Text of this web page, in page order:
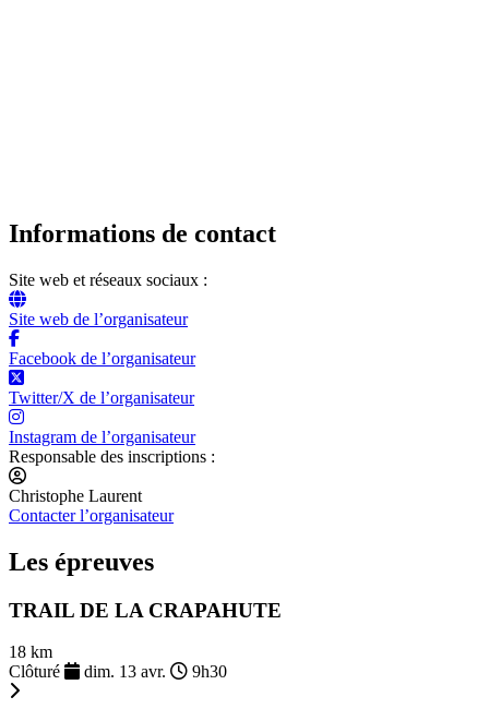
Informations de contact
Site web et réseaux sociaux :
Site web de l’organisateur
Facebook de l’organisateur
Twitter/X de l’organisateur
Instagram de l’organisateur
Responsable des inscriptions :
Christophe Laurent
Contacter l’organisateur
Les épreuves
TRAIL DE LA CRAPAHUTE
18 km
Clôturé
dim. 13 avr. 9h30